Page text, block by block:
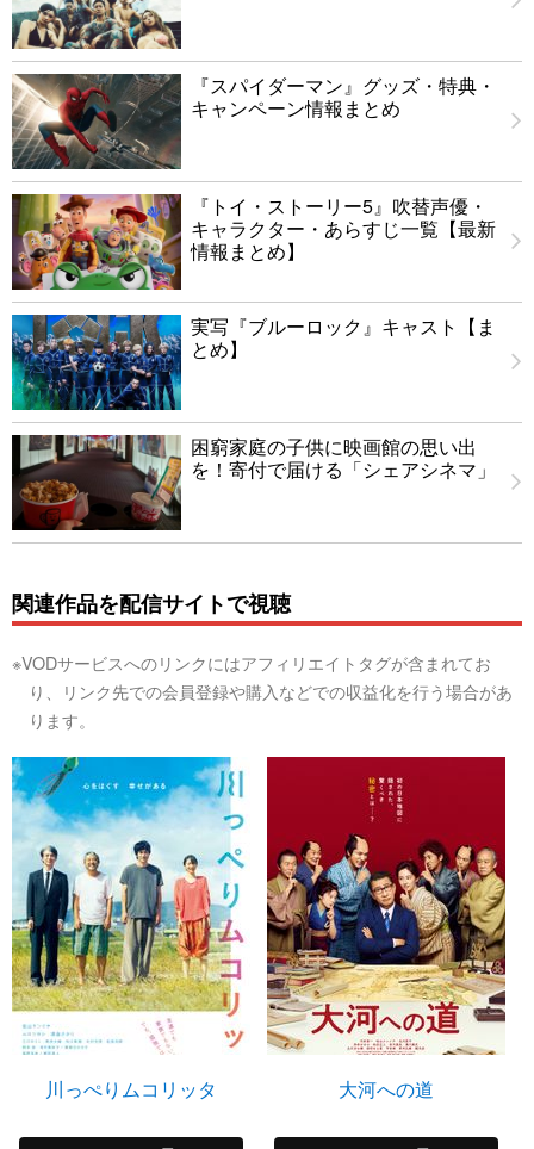
『スパイダーマン』グッズ・特典・
キャンペーン情報まとめ
『トイ・ストーリー5』吹替声優・
キャラクター・あらすじ一覧【最新
情報まとめ】
実写『ブルーロック』キャスト【ま
とめ】
困窮家庭の子供に映画館の思い出
を！寄付で届ける「シェアシネマ」
関連作品を配信サイトで視聴
※VODサービスへのリンクにはアフィリエイトタグが含まれてお
り、リンク先での会員登録や購入などでの収益化を行う場合があ
ります。
川っぺりムコリッタ 大河への道